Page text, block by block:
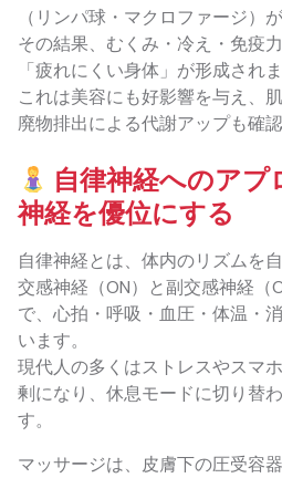
（リンパ球・マクロファージ）
その結果、むくみ・冷え・免疫
「疲れにくい身体」が形成されま
これは美容にも好影響を与え、
廃物排出による代謝アップも確
自律神経へのアプ
神経を優位にする
自律神経とは、体内のリズムを
交感神経（ON）と副交感神経（
で、心拍・呼吸・血圧・体温・
います。
現代人の多くはストレスやスマ
剰になり、休息モードに切り替
す。
マッサージは、皮膚下の圧受容